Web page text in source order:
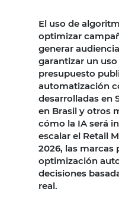
El uso de
optimizar
generar
garantizar un
presupuesto
automatización
desarrolladas en
en Brasil y otros
cómo la IA será
escalar el Retail
2026, las marcas
optimización
decisiones
real.